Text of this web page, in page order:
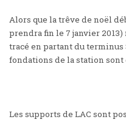
Alors que la trêve de noël
prendra fin le 7 janvier
tracé en partant du terminus
fondations de la station sont
Les supports de LAC sont